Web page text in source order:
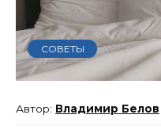
СОВЕТЫ
Владимир Белов